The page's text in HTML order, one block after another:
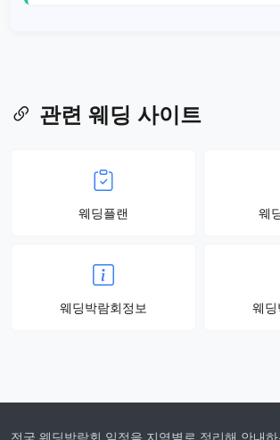
관련 웨딩 사이트
웨딩플랜 웨
웨딩박람회정보 웨딩
전국 웨딩박람회 일정을 지역별로 정리해 안내